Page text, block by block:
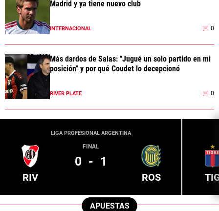
Madrid y ya tiene nuevo club
INTERNACIONAL 0
Más dardos de Salas: "Jugué un solo partido en mi
posición" y por qué Coudet lo decepcionó
RIVER PLATE 0
LIGA PROFESIONAL ARGENTINA
RIV
FINAL
0 - 1
ROS
APUESTAS